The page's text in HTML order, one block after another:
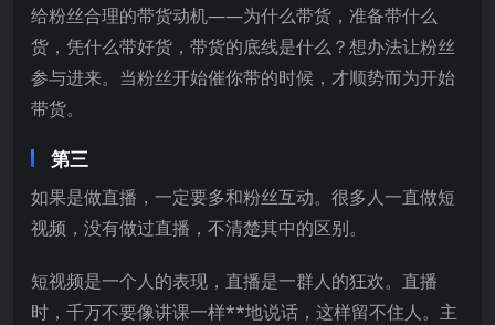
给粉丝合理的带货动机——为什么带货，准备带什么
货，凭什么带好货，带货的底线是什么？想办法让粉丝
参与进来。当粉丝开始催你带的时候，才顺势而为开始
带货。
第三
如果是做直播，一定要多和粉丝互动。很多人一直做短
视频，没有做过直播，不清楚其中的区别。
短视频是一个人的表现，直播是一群人的狂欢。直播
时，千万不要像讲课一样**地说话，这样留不住人。主